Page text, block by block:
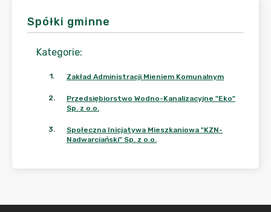
Spółki gminne
Kategorie:
1. Zakład Administracji Mieniem Komunalnym
2.
Przedsiębiorstwo Wodno-Kanalizacyjne "Eko"
Sp. z o.o.
3.
Społeczna Inicjatywa Mieszkaniowa "KZN-
Nadwarciański" Sp. z o.o.